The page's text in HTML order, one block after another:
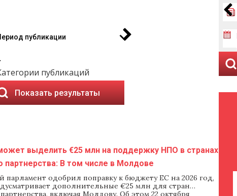
публикации
публикаций
Показать результаты
выделить €25 млн на поддержку НПО в странах
партнерства: В том числе в Молдове
парламент одобрил поправку к бюджету ЕС на 2026 год,
дополнительные €25 млн для стран
включая Молдову. Об этом 22 октября